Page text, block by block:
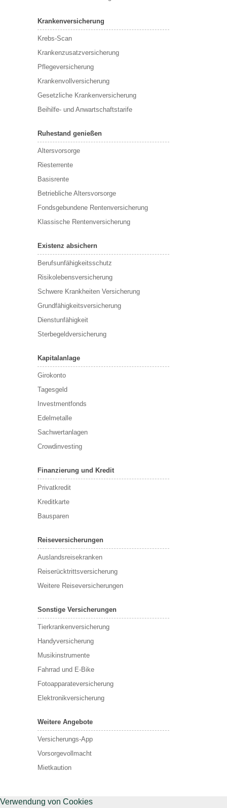
Krankenversicherung
Krebs-Scan
Krankenzusatzversicherung
Pflegeversicherung
Krankenvollversicherung
Gesetzliche Krankenversicherung
Beihilfe- und Anwartschaftstarife
Ruhestand genießen
Altersvorsorge
Riesterrente
Basisrente
Betriebliche Altersvorsorge
Fondsgebundene Rentenversicherung
Klassische Rentenversicherung
Existenz absichern
Berufsunfähigkeitsschutz
Risikolebensversicherung
Schwere Krankheiten Versicherung
Grundfähigkeitsversicherung
Dienstunfähigkeit
Sterbegeldversicherung
Kapitalanlage
Girokonto
Tagesgeld
Investmentfonds
Edelmetalle
Sachwertanlagen
Crowdinvesting
Finanzierung und Kredit
Privatkredit
Kreditkarte
Bausparen
Reiseversicherungen
Auslandsreisekranken
Reiserücktrittsversicherung
Weitere Reiseversicherungen
Sonstige Versicherungen
Tierkrankenversicherung
Handyversicherung
Musikinstrumente
Fahrrad und E-Bike
Fotoapparateversicherung
Elektronikversicherung
Weitere Angebote
Versicherungs-App
Vorsorgevollmacht
Mietkaution
Verwendung von Cookies